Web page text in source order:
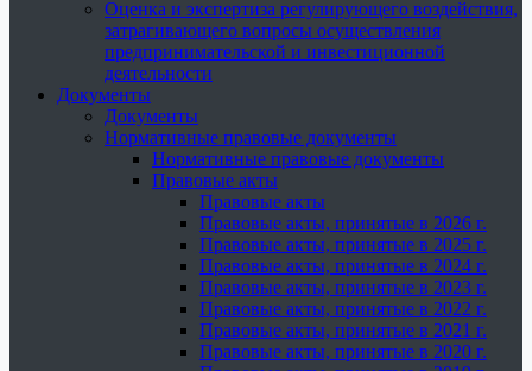
Оценка и экспертиза регулирующего воздействия,
затрагивающего вопросы осуществления
предпринимательской и инвестиционной
деятельности
Документы
Документы
Нормативные правовые документы
Нормативные правовые документы
Правовые акты
Правовые акты
Правовые акты, принятые в 2026 г.
Правовые акты, принятые в 2025 г.
Правовые акты, принятые в 2024 г.
Правовые акты, принятые в 2023 г.
Правовые акты, принятые в 2022 г.
Правовые акты, принятые в 2021 г.
Правовые акты, принятые в 2020 г.